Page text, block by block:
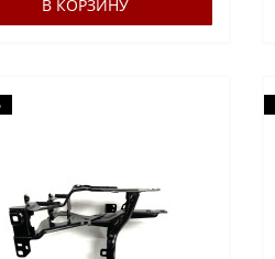
В КОРЗИНУ